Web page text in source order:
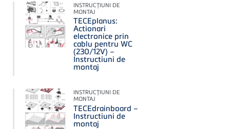
INSTRUCŢIUNI DE
MONTAJ
TECEplanus:
Actionari
electronice prin
cablu pentru WC
(230/12V) –
Instructiuni de
montaj
INSTRUCŢIUNI DE
MONTAJ
TECEdrainboard –
Instructiuni de
montaj